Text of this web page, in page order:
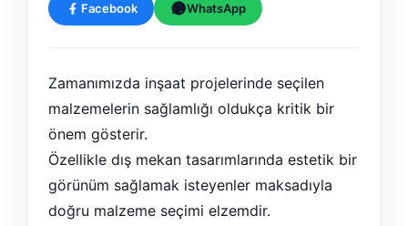
Facebook WhatsApp
Zamanımızda inşaat projelerinde seçilen
malzemelerin sağlamlığı oldukça kritik bir
önem gösterir.
Özellikle dış mekan tasarımlarında estetik bir
görünüm sağlamak isteyenler maksadıyla
doğru malzeme seçimi elzemdir.